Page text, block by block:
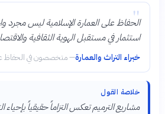
"
الحفاظ على العمارة الإسلامية ليس مجرد
استثمار في مستقبل الهوية الثقافية
خبراء التراث والعمارة—متخصصون في الحفاظ
خلاصة القول
مشاريع الترميم تعكس التزاماً حقيقياً بإحياء